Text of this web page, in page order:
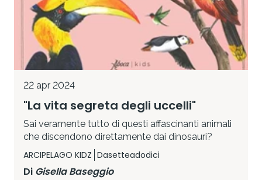
22 apr 2024
"La vita segreta degli uccelli"
Sai veramente tutto di questi affascinanti animali
che discendono direttamente dai dinosauri?
ARCIPELAGO KIDZ Dasetteadodici
Di Gisella Baseggio